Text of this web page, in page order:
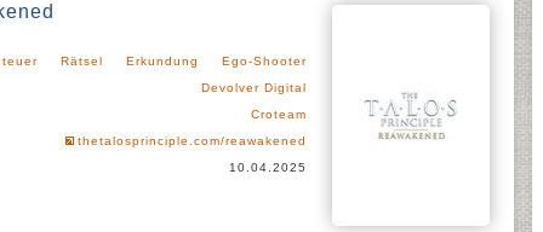
Rätsel Erkundung
Ego-Shooter
Devolver Digital
Croteam
thetalosprinciple.com/reawakened
10.04.2025